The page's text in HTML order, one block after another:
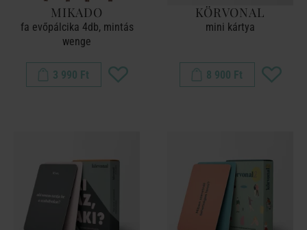
MIKADO
fa evőpálcika 4db, mintás
wenge
3 990 Ft
KÖRVONAL
mini kártya
8 900 Ft